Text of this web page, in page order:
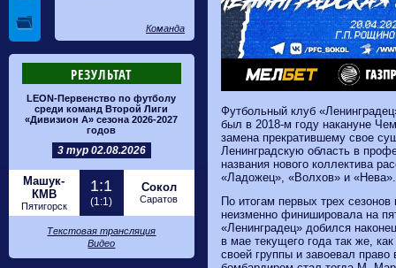
Команда
РЕЗУЛЬТАТ
LEON-Первенство по футболу
среди команд Второй Лиги
«Дивизион А» сезона 2026-2027
годов
3 тур 02.08.2026
Машук-
КМВ
Пятигорск
1:1
(1:1)
Сокол
Саратов
Текстовая трансляция
Видео
Футбольный клуб
был в 2018-м году накануне
замена прекратившему свое
Ленинградскую область в
названия нового коллектива
«Ладожец», «Волхов» и «Нева».
По итогам первых трех
неизменно финишировала на
«Ленинградец» добился
в мае текущего года так же,
своей группы и завоевал